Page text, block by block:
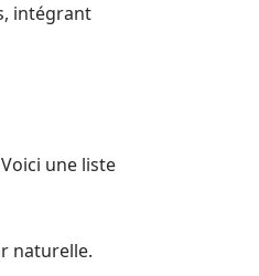
intégrant
une liste
naturelle.